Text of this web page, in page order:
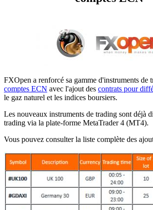
FXOpen a renforcé sa gamme d'instruments de
comptes ECN avec l'ajout des contrats pour
le gaz naturel et les indices boursiers.
Les nouveaux instruments de trading sont déjà
trading via la plate-forme MetaTrader 4 (MT4).
Vous pouvez consulter la liste complète des